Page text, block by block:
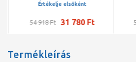
alatti egységhez
Értékelje elsőként
54 918 Ft 31 780 Ft
Termékleírás